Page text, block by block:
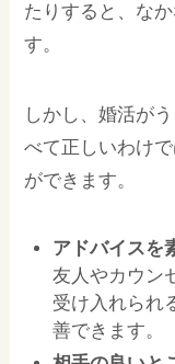
たりすると、な
す。
しかし、婚活が
べて正しいわけ
ができます。
アドバイスを
友人やカウン
受け入れられ
善できます。